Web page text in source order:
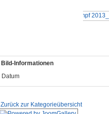
Bild-Informationen
Datum
Zurück zur Kategorieübersicht